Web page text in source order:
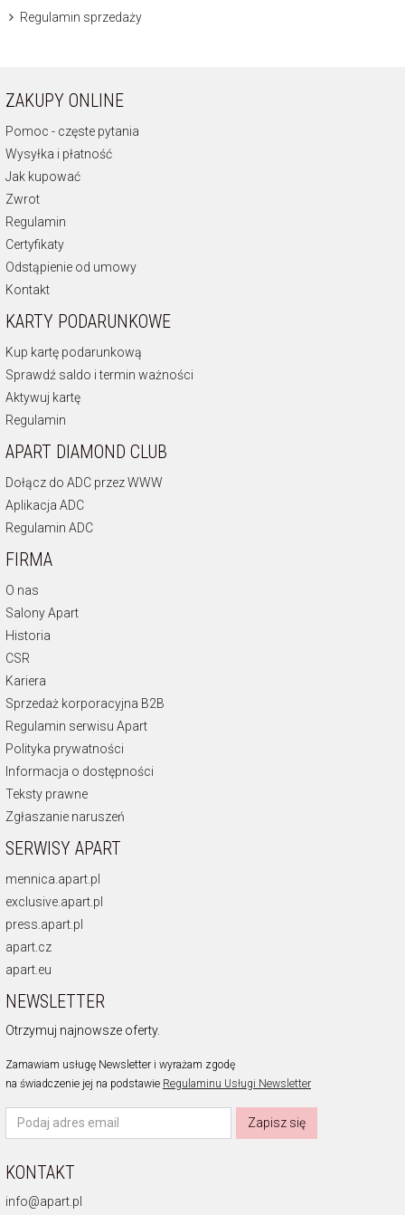
Regulamin sprzedaży
ZAKUPY ONLINE
Pomoc - częste pytania
Wysyłka i płatność
Jak kupować
Zwrot
Regulamin
Certyfikaty
Odstąpienie od umowy
Kontakt
KARTY PODARUNKOWE
Kup kartę podarunkową
Sprawdź saldo i termin ważności
Aktywuj kartę
Regulamin
APART DIAMOND CLUB
Dołącz do ADC przez WWW
Aplikacja ADC
Regulamin ADC
FIRMA
O nas
Salony Apart
Historia
CSR
Kariera
Sprzedaż korporacyjna B2B
Regulamin serwisu Apart
Polityka prywatności
Informacja o dostępności
Teksty prawne
Zgłaszanie naruszeń
SERWISY APART
mennica.apart.pl
exclusive.apart.pl
press.apart.pl
apart.cz
apart.eu
NEWSLETTER
Otrzymuj najnowsze oferty.
Zamawiam usługę Newsletter i wyrażam zgodę
na świadczenie jej na podstawie Regulaminu Usługi Newsletter
Zapisz się
KONTAKT
info@apart.pl